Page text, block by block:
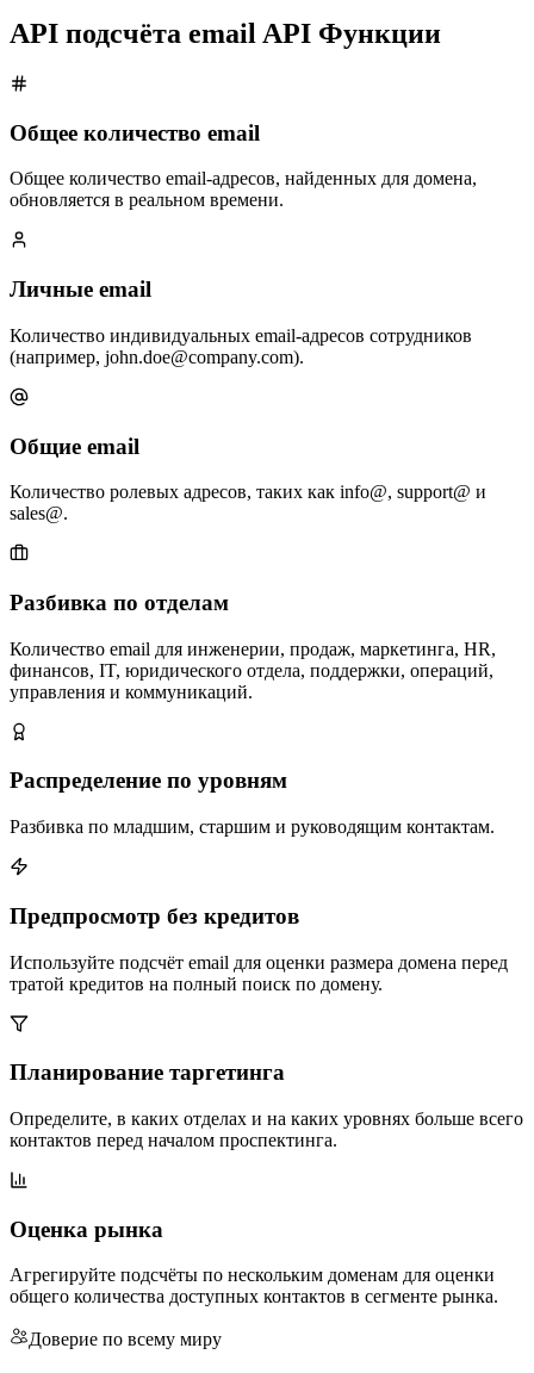
API подсчёта email API Функции
Общее количество email
Общее количество email-адресов, найденных для домена,
обновляется в реальном времени.
Личные email
Количество индивидуальных email-адресов сотрудников
(например, john.doe@company.com).
Общие email
Количество ролевых адресов, таких как info@, support@ и
sales@.
Разбивка по отделам
Количество email для инженерии, продаж, маркетинга, HR,
финансов, IT, юридического отдела, поддержки, операций,
управления и коммуникаций.
Распределение по уровням
Разбивка по младшим, старшим и руководящим контактам.
Предпросмотр без кредитов
Используйте подсчёт email для оценки размера домена перед
тратой кредитов на полный поиск по домену.
Планирование таргетинга
Определите, в каких отделах и на каких уровнях больше всего
контактов перед началом проспектинга.
Оценка рынка
Агрегируйте подсчёты по нескольким доменам для оценки
общего количества доступных контактов в сегменте рынка.
Доверие по всему миру